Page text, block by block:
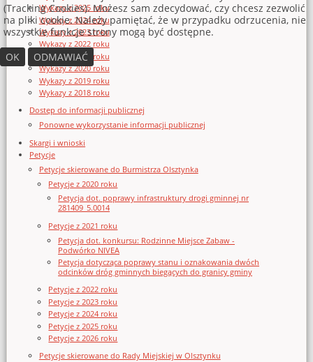
Wykazy z 2025 roku
Wykazy z 2024 roku
Wykazy z 2023 roku
Wykazy z 2022 roku
Wykazy z 2021 roku
Wykazy z 2020 roku
Wykazy z 2019 roku
Wykazy z 2018 roku
Dostęp do informacji publicznej
Ponowne wykorzystanie informacji publicznej
Skargi i wnioski
Petycje
Petycje skierowane do Burmistrza Olsztynka
Petycje z 2020 roku
Petycja dot. poprawy infrastruktury drogi gminnej nr
281409_5.0014
Petycje z 2021 roku
Petycja dot. konkursu: Rodzinne Miejsce Zabaw -
Podwórko NIVEA
Petycja dotycząca poprawy stanu i oznakowania dwóch
odcinków dróg gminnych biegących do granicy gminy
Petycje z 2022 roku
Petycje z 2023 roku
Petycje z 2024 roku
Petycje z 2025 roku
Petycje z 2026 roku
Petycje skierowane do Rady Miejskiej w Olsztynku
(Tracking Cookies). Możesz sam zdecydować, czy chcesz zezwolić
na pliki cookie. Należy pamiętać, że w przypadku odrzucenia, nie
wszystkie funkcje strony mogą być dostępne.
OK
ODMAWIAĆ